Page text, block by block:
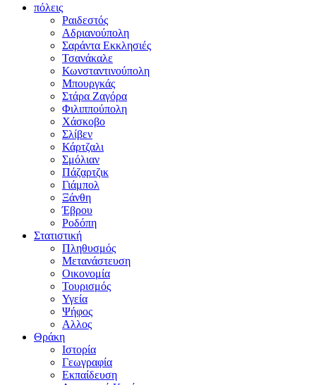
πόλεις
Ραιδεστός
Αδριανούπολη
Σαράντα Εκκλησιές
Τσανάκαλε
Κωνσταντινούπολη
Μπουργκάς
Στάρα Ζαγόρα
Φιλιππούπολη
Χάσκοβο
Σλίβεν
Κάρτζαλι
Σμόλιαν
Πάζαρτζικ
Γιάμπολ
Ξάνθη
Έβρου
Ροδόπη
Στατιστική
Πληθυσμός
Μετανάστευση
Οικονομία
Τουρισμός
Υγεία
Ψήφος
Αλλος
Θράκη
Ιστορία
Γεωγραφία
Εκπαίδευση